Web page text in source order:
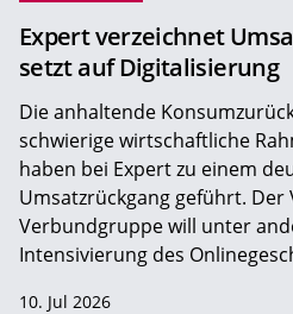
Expert verzeichnet
setzt auf Digitalisierung
Die anhaltende
schwierige wirtschaftliche
haben bei Expert zu einem
Umsatzrückgang geführt.
Verbundgruppe will unter
Intensivierung des
10. Jul 2026